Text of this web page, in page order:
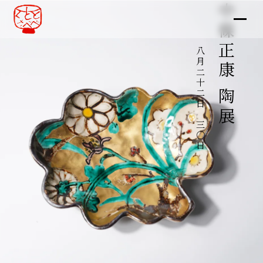
中條正康 陶展
八月二十二日～三〇日